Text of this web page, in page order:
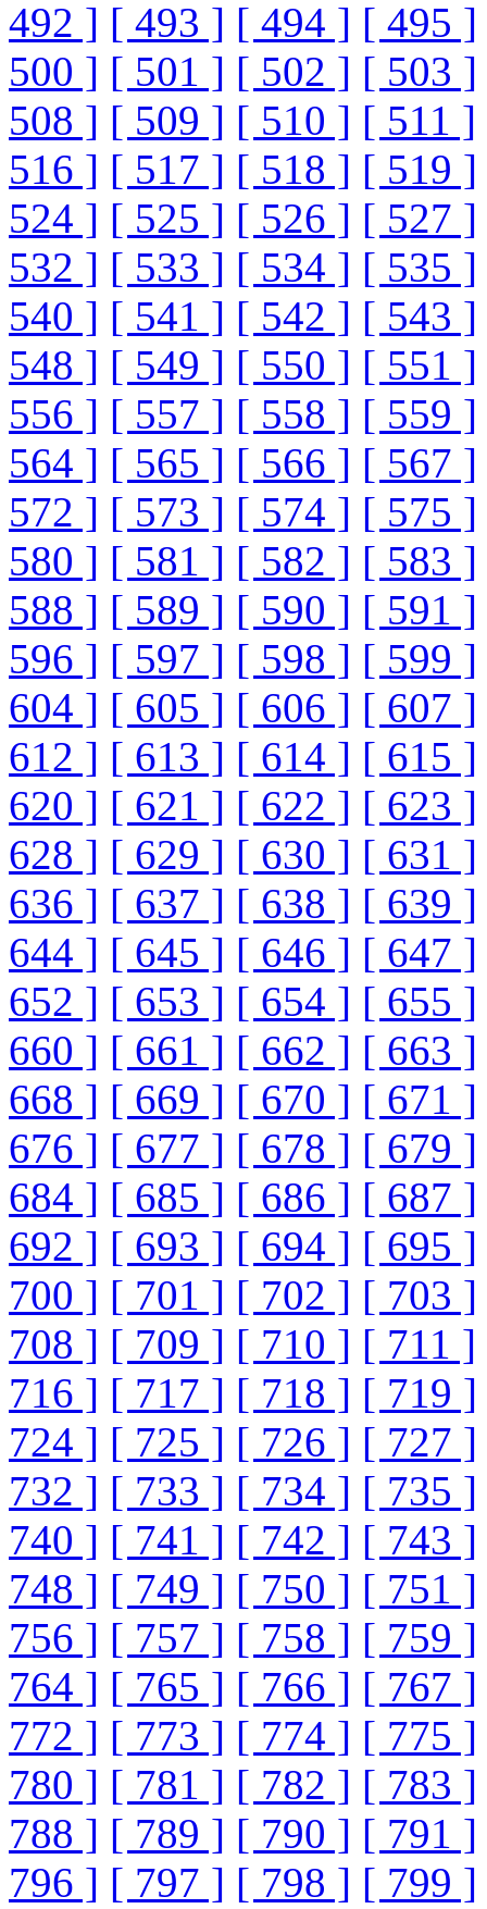
492 ] [ 493 ] [ 494 ] [ 495 ]
500 ] [ 501 ] [ 502 ] [ 503 ]
508 ] [ 509 ] [ 510 ] [ 511 ]
516 ] [ 517 ] [ 518 ] [ 519 ]
524 ] [ 525 ] [ 526 ] [ 527 ]
532 ] [ 533 ] [ 534 ] [ 535 ]
540 ] [ 541 ] [ 542 ] [ 543 ]
548 ] [ 549 ] [ 550 ] [ 551 ]
556 ] [ 557 ] [ 558 ] [ 559 ]
564 ] [ 565 ] [ 566 ] [ 567 ]
572 ] [ 573 ] [ 574 ] [ 575 ]
580 ] [ 581 ] [ 582 ] [ 583 ]
588 ] [ 589 ] [ 590 ] [ 591 ]
596 ] [ 597 ] [ 598 ] [ 599 ]
604 ] [ 605 ] [ 606 ] [ 607 ]
612 ] [ 613 ] [ 614 ] [ 615 ]
620 ] [ 621 ] [ 622 ] [ 623 ]
628 ] [ 629 ] [ 630 ] [ 631 ]
636 ] [ 637 ] [ 638 ] [ 639 ]
644 ] [ 645 ] [ 646 ] [ 647 ]
652 ] [ 653 ] [ 654 ] [ 655 ]
660 ] [ 661 ] [ 662 ] [ 663 ]
668 ] [ 669 ] [ 670 ] [ 671 ]
676 ] [ 677 ] [ 678 ] [ 679 ]
684 ] [ 685 ] [ 686 ] [ 687 ]
692 ] [ 693 ] [ 694 ] [ 695 ]
700 ] [ 701 ] [ 702 ] [ 703 ]
708 ] [ 709 ] [ 710 ] [ 711 ]
716 ] [ 717 ] [ 718 ] [ 719 ]
724 ] [ 725 ] [ 726 ] [ 727 ]
732 ] [ 733 ] [ 734 ] [ 735 ]
740 ] [ 741 ] [ 742 ] [ 743 ]
748 ] [ 749 ] [ 750 ] [ 751 ]
756 ] [ 757 ] [ 758 ] [ 759 ]
764 ] [ 765 ] [ 766 ] [ 767 ]
772 ] [ 773 ] [ 774 ] [ 775 ]
780 ] [ 781 ] [ 782 ] [ 783 ]
788 ] [ 789 ] [ 790 ] [ 791 ]
796 ] [ 797 ] [ 798 ] [ 799 ]